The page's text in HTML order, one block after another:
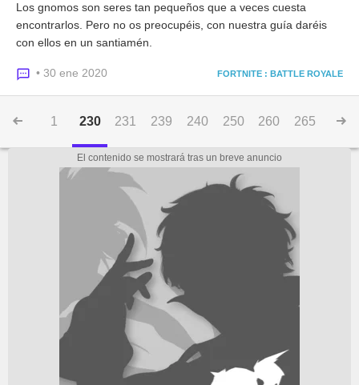
Los gnomos son seres tan pequeños que a veces cuesta
encontrarlos. Pero no os preocupéis, con nuestra guía daréis
con ellos en un santiamén.
• 30 ene 2020 FORTNITE : BATTLE ROYALE
1 230 231 239 240 250 260 265